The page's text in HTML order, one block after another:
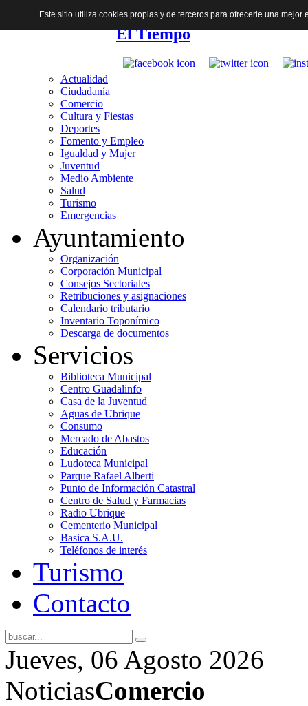
El Tiempo
Actualidad
Ciudadanía
Comercio
Cultura y Fiestas
Deportes
Fomento y Empleo
Igualdad y Mujer
Juventud
Medio Ambiente
Salud
Turismo
Emergencias
Ayuntamiento
Organización
Corporación Municipal
Consejos Sectoriales
Retribuciones y asignaciones
Calendario tributario
Inventario Toponímico
Descarga de documentos
Servicios
Biblioteca Municipal
Centro Guadalinfo
Casa de la Juventud
Aguas de Ubrique
Consumo
Mercado de Abastos
Educación
Ludoteca Municipal
Parque Rafael Alberti
Punto de Información Catastral
Centro de Salud y Farmacias
Radio Ubrique
Cementerio Municipal
Basica S.A.U.
Teléfonos de interés
Turismo
Contacto
Jueves, 06 Agosto 2026
NoticiasComercio
Este sitio utiliza cookies propias y de terceros para ofrecerle una